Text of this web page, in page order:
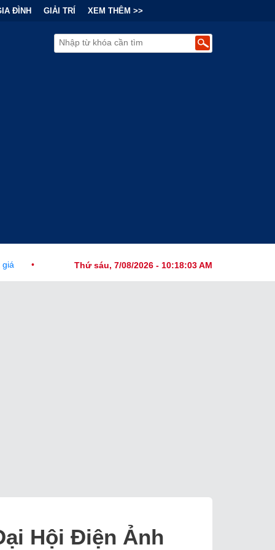
ĐÌNH GIẢI TRÍ XEM THÊM >>
Thứ sáu, 7/08/2026 - 10:18:04 AM
Chính Đằng Sau "Cơn Sốt" Trà Sữa Nhượng Quyền: Lợi Nhuận
Hội Điện Ảnh